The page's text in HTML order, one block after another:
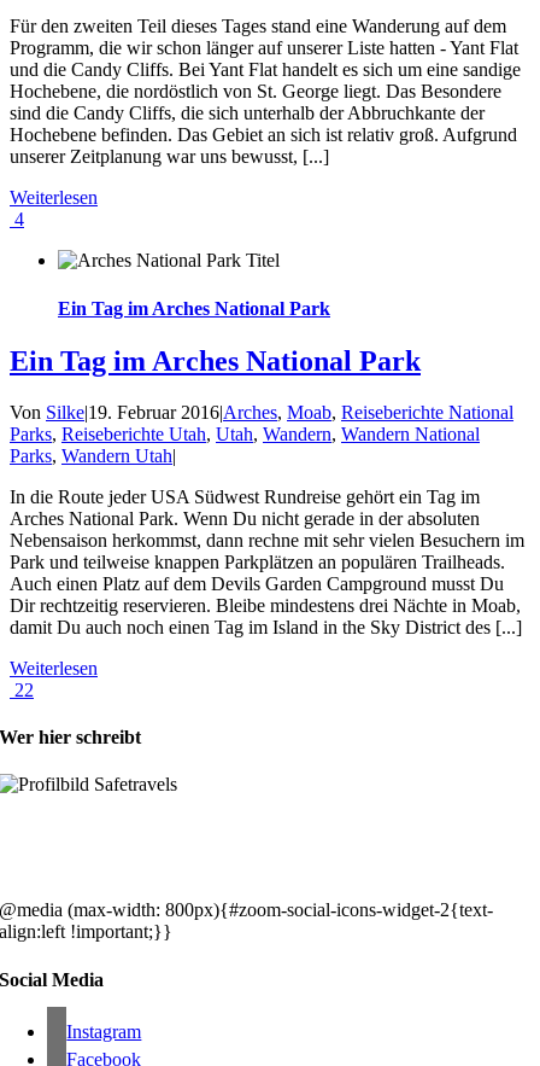
Für den zweiten Teil dieses Tages stand eine Wanderung auf dem
Programm, die wir schon länger auf unserer Liste hatten - Yant Flat
und die Candy Cliffs. Bei Yant Flat handelt es sich um eine sandige
Hochebene, die nordöstlich von St. George liegt. Das Besondere
sind die Candy Cliffs, die sich unterhalb der Abbruchkante der
Hochebene befinden. Das Gebiet an sich ist relativ groß. Aufgrund
unserer Zeitplanung war uns bewusst, [...]
Weiterlesen
4
Ein Tag im Arches National Park
Ein Tag im Arches National Park
Von Silke|19. Februar 2016|Arches, Moab, Reiseberichte National
Parks, Reiseberichte Utah, Utah, Wandern, Wandern National
Parks, Wandern Utah|
In die Route jeder USA Südwest Rundreise gehört ein Tag im
Arches National Park. Wenn Du nicht gerade in der absoluten
Nebensaison herkommst, dann rechne mit sehr vielen Besuchern im
Park und teilweise knappen Parkplätzen an populären Trailheads.
Auch einen Platz auf dem Devils Garden Campground musst Du
Dir rechtzeitig reservieren. Bleibe mindestens drei Nächte in Moab,
damit Du auch noch einen Tag im Island in the Sky District des [...]
Weiterlesen
22
Wer hier schreibt
@media (max-width: 800px){#zoom-social-icons-widget-2{text-
align:left !important;}}
Social Media
Instagram
Facebook